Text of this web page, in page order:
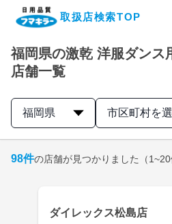
取扱店検索TOP
企業・IR情報サイト
製品情報サイト
取扱店検索はこちら
福岡県の激乾 洋服ダンス
店舗一覧
福岡県 市区町村を
98件の店舗が見つかりました （
ダイレックス松島店